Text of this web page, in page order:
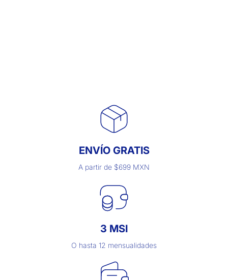
ENVÍO GRATIS
A partir de $699 MXN
3 MSI
O hasta 12 mensualidades